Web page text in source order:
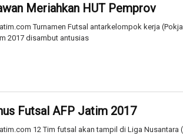
Meriahkan HUT Pemprov
Turnamen Futsal antarkelompok kerja
2017 disambut antusias
Futsal AFP Jatim 2017
12 Tim futsal akan tampil di Liga Nusantara